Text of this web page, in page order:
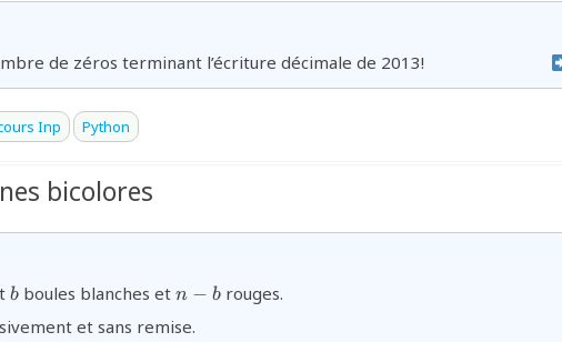
de zéros terminant l’écriture décimale de 2013!
Inp Python
bicolores
{b}
b boules blanches et{n-
n − b rouges.
et sans remise.